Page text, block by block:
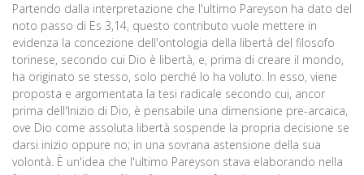
Partendo dalla interpretazione che l'ultimo Pareyson ha dato del
noto passo di Es 3,14, questo contributo vuole mettere in
evidenza la concezione dell'ontologia della libertà del filosofo
torinese, secondo cui Dio è libertà, e, prima di creare il mondo,
ha originato se stesso, solo perché lo ha voluto. In esso, viene
proposta e argomentata la tesi radicale secondo cui, ancor
prima dell'Inizio di Dio, è pensabile una dimensione pre-arcaica,
ove Dio come assoluta libertà sospende la propria decisione se
darsi inizio oppure no; in una sovrana astensione della sua
volontà. È un'idea che l'ultimo Pareyson stava elaborando nella